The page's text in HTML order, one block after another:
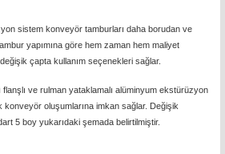
sistem konveyör tamburları daha borudan ve
yapımına göre hem zaman hem maliyet
çapta kullanım seçenekleri sağlar.
flanşlı ve rulman yataklamalı alüminyum ekstürüzyon
oluşumlarına imkan sağlar. Değişik
5 boy yukarıdaki şemada belirtilmiştir.